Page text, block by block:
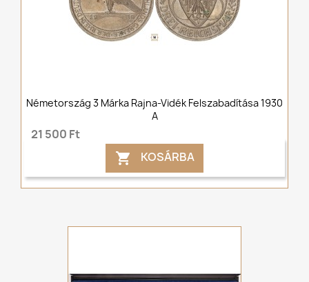
Németország 3 Márka Rajna-Vidék Felszabadítása 1930
A
21 500 Ft
 KOSÁRBA